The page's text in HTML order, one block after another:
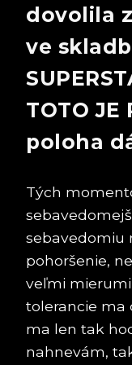
dovolila
ve
TOTO
poloha
Tých
sebavedomiu
pohoršenie,
veľmi
tolerancie ma
ma len tak
nahnevám,